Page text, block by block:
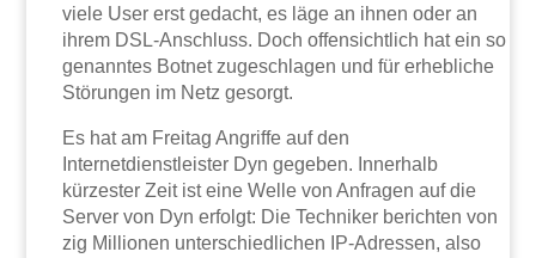
viele User erst gedacht, es läge an ihnen oder an
ihrem DSL-Anschluss. Doch offensichtlich hat ein so
genanntes Botnet zugeschlagen und für erhebliche
Störungen im Netz gesorgt.
Es hat am Freitag Angriffe auf den
Internetdienstleister Dyn gegeben. Innerhalb
kürzester Zeit ist eine Welle von Anfragen auf die
Server von Dyn erfolgt: Die Techniker berichten von
zig Millionen unterschiedlichen IP-Adressen, also